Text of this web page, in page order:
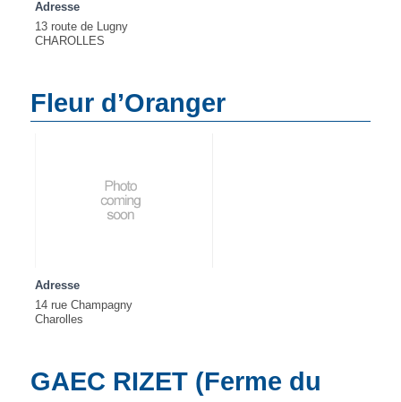
Adresse
13 route de Lugny
CHAROLLES
Fleur d’Oranger
Adresse
14 rue Champagny
Charolles
GAEC RIZET (Ferme du